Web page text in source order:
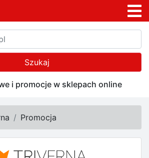
Szukaj
i promocje w sklepach online
Promocja